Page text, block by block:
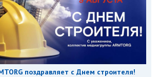
поздравляет с Днем строителя!